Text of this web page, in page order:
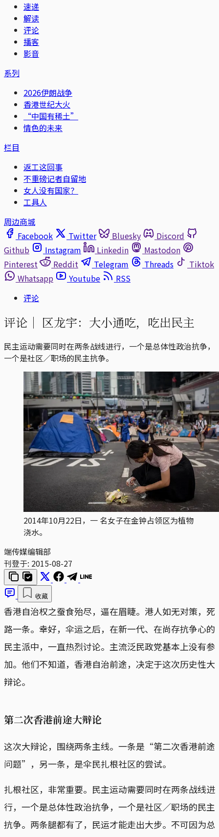
速递
解读
评论
播客
影音
系列
2026伊朗战争
香港世纪大火
“中国有稀土”
情色的未来
栏目
返工这回事
不重磅记者自留地
女人没有国家？
工具人
周边商城
Facebook
Twitter Bluesky
Discord
Github
Instagram Linkedin
Mastodon
Pinterest
Reddit Telegram Threads
Tiktok
Whatsapp
Youtube
RSS
评论
评论｜ 区龙宇：大小通吃，吃出民主
民主运动需要同时在两条战线进行，一个是总体性政治抗争，
一个是社区／职场的民主抗争。
2014年10月22日，一 名女子在金钟占领区为植物
浇水。
端传媒编辑部
刊登于: 2015-08-27
收藏
香港自治权之蚕食殆尽，逼在眉睫。港人如无对策，死
路一条。幸好，伞运之后，在新一代、在尚存抗争心的
民主派中，一直热烈讨论。主流泛民政党基本上没有参
加。他们不知道，香港自治前途，决定于这次历史性大
辩论。
第二次香港前途大辩论
这次大辩论，围绕两条主线。一条是“第二次香港前途
问题”，另一条，是伞民扎根社区的尝试。
扎根社区，非常重要。民主运动需要同时在两条战线进
行，一个是总体性政治抗争，一个是社区／职场的民主
抗争。两条腿都有了，民运才能走出大步。不可因为总